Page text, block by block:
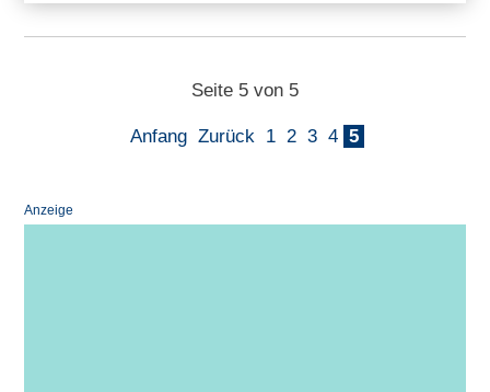
Seite 5 von 5
Anfang Zurück 1 2 3 4 5
Anzeige